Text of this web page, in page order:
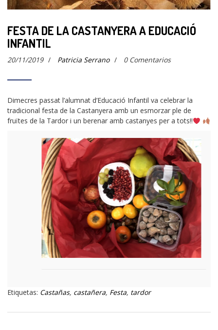
FESTA DE LA CASTANYERA A EDUCACIÓ
INFANTIL
20/11/2019 / Patricia Serrano / 0 Comentarios
Dimecres passat l’alumnat d’Educació Infantil va celebrar la
tradicional festa de la Castanyera amb un esmorzar ple de
fruïtes de la Tardor i un berenar amb castanyes per a tots!!
Etiquetas: Castañas, castañera, Festa, tardor